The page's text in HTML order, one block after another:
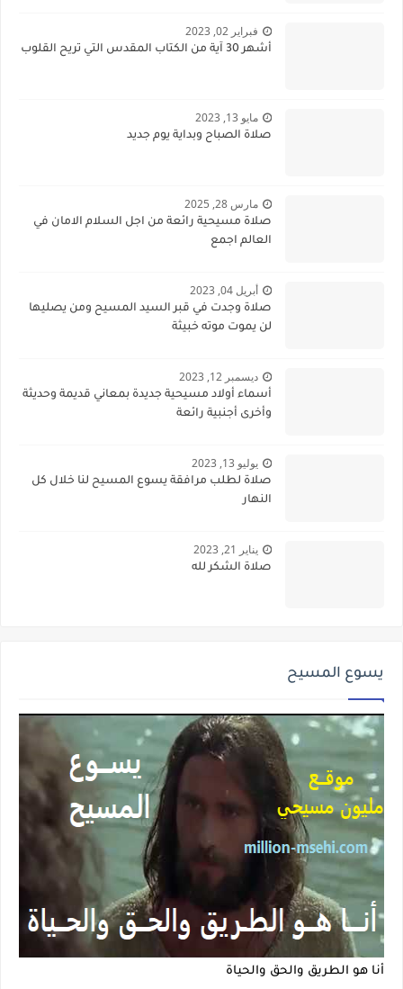
فبراير 02, 2023
أشهر 30 آية من الكتاب المقدس التي تريح القلوب
مايو 13, 2023
صلاة الصباح وبداية يوم جديد
مارس 28, 2025
صلاة مسيحية رائعة من اجل السلام الامان في
العالم اجمع
أبريل 04, 2023
صلاة وجدت في قبر السيد المسيح ومن يصليها
لن يموت موته خبيثة
ديسمبر 12, 2023
أسماء أولاد مسيحية جديدة بمعاني قديمة وحديثة
وأخرى أجنبية رائعة
يوليو 13, 2023
صلاة لطلب مرافقة يسوع المسيح لنا خلال كل
النهار
يناير 21, 2023
صلاة الشكر لله
يسوع المسيح
أنا هو الطريق والحق والحياة